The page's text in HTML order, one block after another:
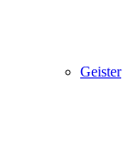
Geister